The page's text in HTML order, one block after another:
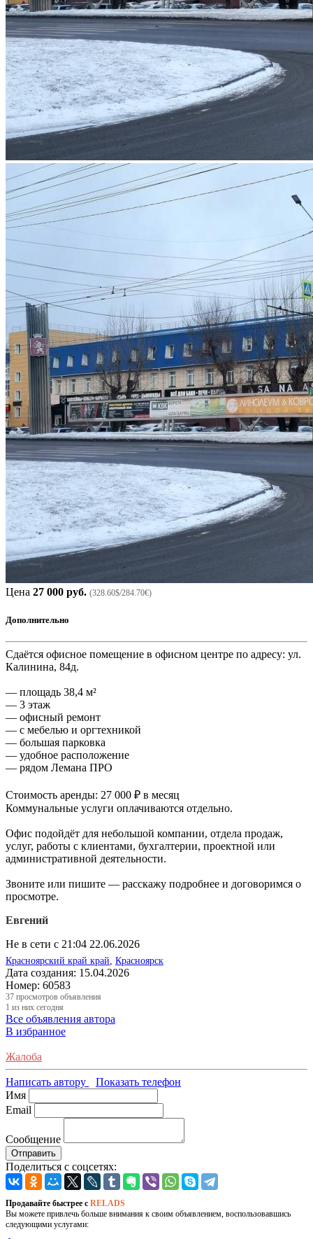
Цена 27 000 руб. (328.60$/284.70€)
Дополнительно
Сдаётся офисное помещение в офисном центре по адресу: ул.
Калинина, 84д.
— площадь 38,4 м²
— 3 этаж
— офисный ремонт
— с мебелью и оргтехникой
— большая парковка
— удобное расположение
— рядом Лемана ПРО
Стоимость аренды: 27 000 ₽ в месяц
Коммунальные услуги оплачиваются отдельно.
Офис подойдёт для небольшой компании, отдела продаж,
услуг, работы с клиентами, бухгалтерии, проектной или
административной деятельности.
Звоните или пишите — расскажу подробнее и договоримся о
просмотре.
Евгений
Не в сети с 21:04 22.06.2026
Красноярский край край Красноярск
Дата создания: 15.04.2026
Номер: 60583
37 просмотров объявления
1 из них сегодня
Все объявления автора
В избранное
Жалоба
Написать автору
Показать телефон
Имя
Email
Сообщение
Отправить
Поделиться с соцсетях:
Продавайте быстрее с RELADS
Вы можете привлечь больше внимания к своим объявлением, воспользовавшись
следующими услугами: